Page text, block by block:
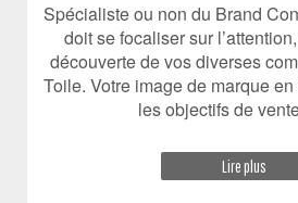
Spécialiste ou non du Brand
doit se focaliser sur
découverte de vos diverses
Toile. Votre image de marque
les objectifs de
Lire plus